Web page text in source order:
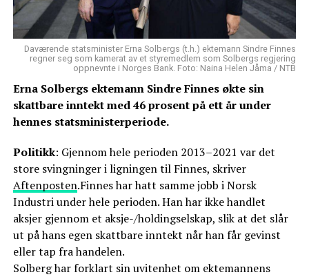
Daværende statsminister Erna Solbergs (t.h.) ektemann Sindre Finnes
regner seg som kamerat av et styremedlem som Solbergs regjering
oppnevnte i Norges Bank. Foto: Naina Helen Jåma / NTB
Erna Solbergs ektemann Sindre Finnes økte sin
skattbare inntekt med 46 prosent på ett år under
hennes statsministerperiode.
Politikk: Gjennom hele perioden 2013–2021 var det
store svingninger i ligningen til Finnes, skriver
Aftenposten.Finnes har hatt samme jobb i Norsk
Industri under hele perioden. Han har ikke handlet
aksjer gjennom et aksje-/holdingselskap, slik at det slår
ut på hans egen skattbare inntekt når han får gevinst
eller tap fra handelen.
Solberg har forklart sin uvitenhet om ektemannens